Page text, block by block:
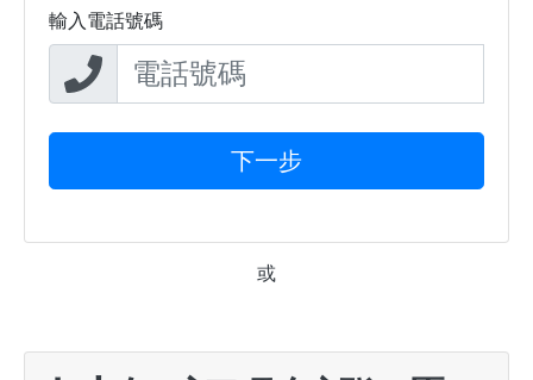
輸入電話號碼
下一步
或